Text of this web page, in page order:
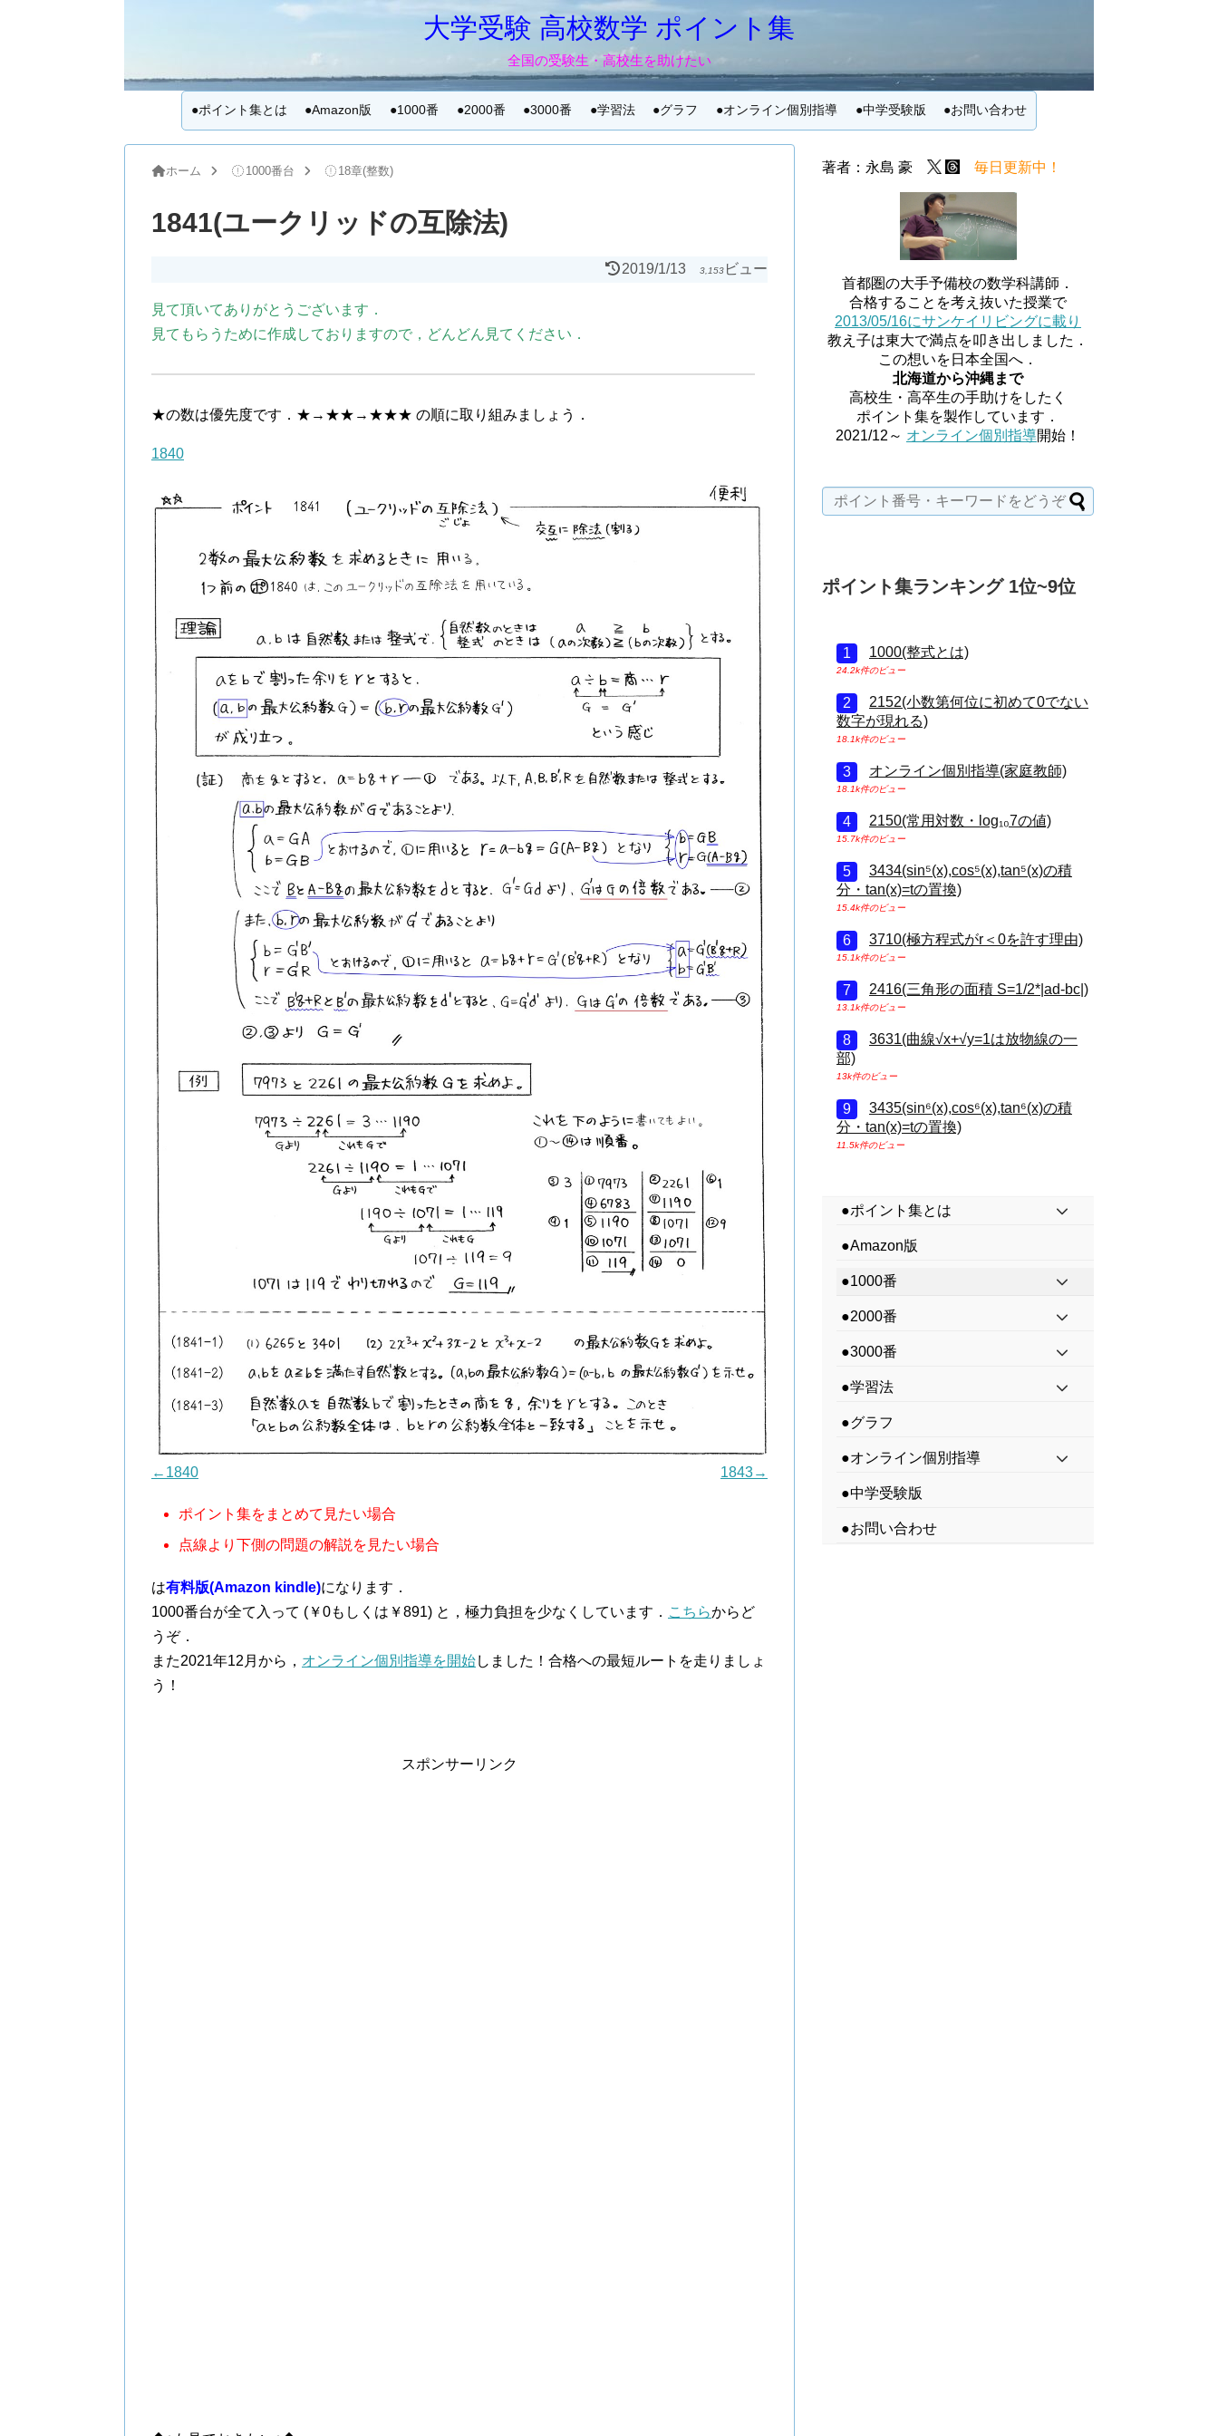
大学受験 高校数学 ポイント集
全国の受験生・高校生を助けたい
●ポイント集とは ●Amazon版 ●1000番 ●2000番 ●3000番 ●学習法 ●グラフ ●オンライン個別指導 ●中学受験版 ●お問い合わせ
ホーム 1000番台 18章(整数)
1841(ユークリッドの互除法)
2019/1/13 3,153 ビュー
見て頂いてありがとうございます．
見てもらうために作成しておりますので，どんどん見てください．
★の数は優先度です．★→★★→★★★ の順に取り組みましょう．
1840
←1840 1843→
ポイント集をまとめて見たい場合
点線より下側の問題の解説を見たい場合
は有料版(Amazon kindle)になります．
1000番台が全て入って (￥0もしくは￥891) と，極力負担を少なくしています． こちらからど
うぞ．
また2021年12月から， オンライン個別指導を開始しました！合格への最短ルートを走りましょ
う！
スポンサーリンク
著者：永島 豪 毎日更新中！
首都圏の大手予備校の数学科講師．
合格することを考え抜いた授業で
2013/05/16にサンケイリビングに載り
教え子は東大で満点を叩き出しました．
この想いを日本全国へ．
北海道から沖縄まで
高校生・高卒生の手助けをしたく
ポイント集を製作しています．
2021/12～ オンライン個別指導開始！
ポイント集ランキング 1位~9位
1000(整式とは)
24.2k件のビュー
2152(小数第何位に初めて0でない
数字が現れる)
18.1k件のビュー
オンライン個別指導(家庭教師)
18.1k件のビュー
2150(常用対数・log₁₀7の値)
15.7k件のビュー
3434(sin⁵(x),cos⁵(x),tan⁵(x)の積
分・tan(x)=tの置換)
15.4k件のビュー
3710(極方程式がr＜0を許す理由)
15.1k件のビュー
2416(三角形の面積 S=1/2*|ad-bc|)
13.1k件のビュー
3631(曲線√x+√y=1は放物線の一
部)
13k件のビュー
3435(sin⁶(x),cos⁶(x),tan⁶(x)の積
分・tan(x)=tの置換)
11.5k件のビュー
●ポイント集とは
●Amazon版
●1000番
●2000番
●3000番
●学習法
●グラフ
●オンライン個別指導
●中学受験版
●お問い合わせ